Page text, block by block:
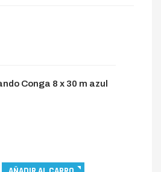
Conga 8 x 30 m azul